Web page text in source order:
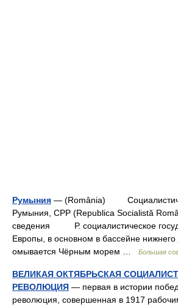
Румыния — (România)
Румыния, СРР (Republica Socialistă
сведения Р. социалистическое
Европы, в основном в бассейне
омывается Чёрным морем …
Большая
ВЕЛИКАЯ ОКТЯБРЬСКАЯ
РЕВОЛЮЦИЯ — первая в истории
революция, совершенная в 1917